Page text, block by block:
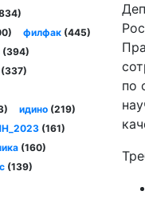
по
филфак (445)
(394)
(337)
идино (219)
(161)
(160)
(139)